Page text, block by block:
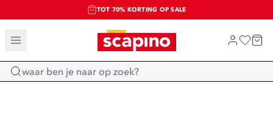
TOT 70% KORTING OP SALE
SALE: LAATSTE KANS!
SHOP NIEUW
Home